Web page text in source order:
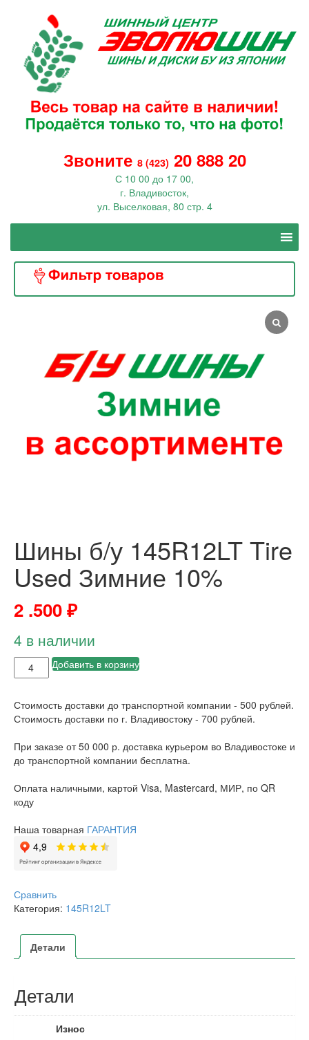
Звоните 8 (423) 20 888 20
С 10 00 до 17 00,
г. Владивосток,
ул. Выселковая, 80 стр. 4
Шины б/у 145R12LT Tire
Used Зимние 10%
2 .500₽
4 в наличии
Добавить в корзину
Стоимость доставки до транспортной компании - 500 рублей.
Стоимость доставки по г. Владивостоку - 700 рублей.
При заказе от 50 000 р. доставка курьером во Владивостоке и
до транспортной компании бесплатна.
Оплата наличными, картой Visa, Mastercard, МИР, по QR
коду
Наша товарная ГАРАНТИЯ
Сравнить
Категория: 145R12LT
Детали
Детали
Износ